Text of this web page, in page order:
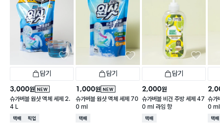
담기
NEW
3,000원
슈가버블 원샷 액체 세제 2.
4 L
택배배송매장픽업
담기
NEW
1,000원
슈가버블 원샷 액체 세제 70
0 ml
택배배송
담기
2,000원
슈가버블 비건 주방 세제 47
0 ml 라임 향
택배배송
슈가
0 ml
택배